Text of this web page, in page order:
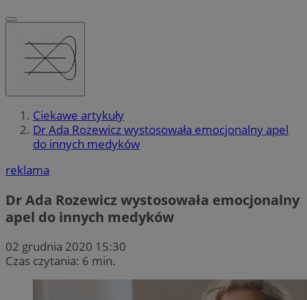
Ciekawe artykuły
Dr Ada Rozewicz wystosowała emocjonalny apel
do innych medyków
reklama
Dr Ada Rozewicz wystosowała emocjonalny
apel do innych medyków
02 grudnia 2020 15:30
Czas czytania: 6 min.